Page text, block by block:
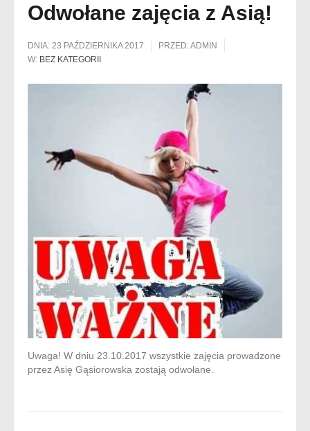
Odwołane zajęcia z Asią!
DNIA: 23 PAŹDZIERNIKA 2017 PRZED:ADMIN
W: BEZ KATEGORII
Uwaga! W dniu 23.10.2017 wszystkie zajęcia prowadzone
przez Asię Gąsiorowska zostają odwołane.